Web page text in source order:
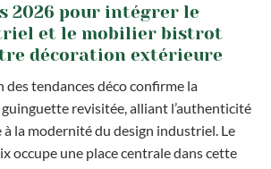
2026 pour intégrer le
et le mobilier bistrot
décoration extérieure
des tendances déco confirme la
revisitée, alliant l’authenticité
la modernité du design industriel. Le
occupe une place centrale dans cette